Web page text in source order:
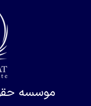
موسسه